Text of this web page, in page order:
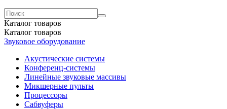
Каталог товаров
Каталог товаров
Звуковое оборудование
Акустические системы
Конференц-системы
Линейные звуковые массивы
Микшерные пульты
Процессоры
Сабвуферы